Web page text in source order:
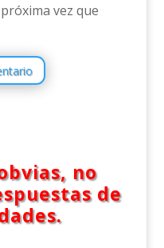
vez que
no
de